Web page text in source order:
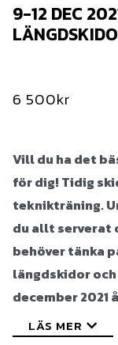
9-12 DEC
6 500kr
Vill du ha det
för dig! Tidig
teknikträning.
du allt serverat
behöver tänka
längdskidor
december 2021
LÄS MER